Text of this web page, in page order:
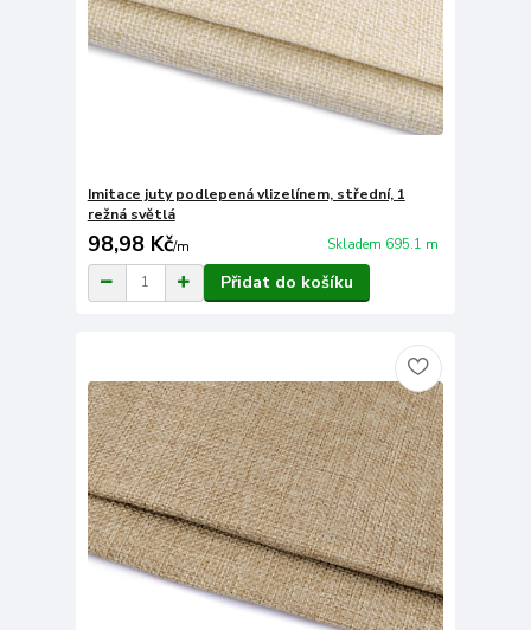
Imitace juty podlepená vlizelínem, střední, 1
režná světlá
98,98 Kč/m Skladem 695.1 m
Přidat do košíku